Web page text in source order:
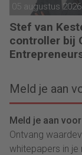
05 augustus 2026
Stef van
controller bij
Meld je aan
Meld je aan
Ontvang
whitepapers in je